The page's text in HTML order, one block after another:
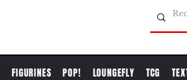
FIGURINES POP! LOUNGEFLY TCG